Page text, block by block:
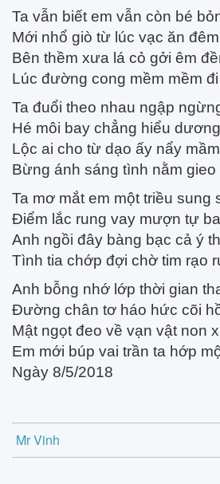
Ta vẫn biết em vẫn còn bé
Mới nhổ giò từ lúc vạc ăn đêm
Bên thềm xưa lá cỏ gởi êm
Lúc đường cong mềm mềm
Ta đuổi theo nhau ngập
Hé môi bay chẳng hiểu
Lộc ai cho từ dạo ấy nẩy
Bừng ánh sáng tình nằm
Ta mơ mắt em một triều sung
Điểm lắc rung vay mượn tự
Anh ngồi đây bàng bạc cả ý
Tình tia chớp đợi chờ tim rạo
Anh bỗng nhớ lớp thời gian
Đường chân tơ háo hức cõi
Mật ngọt đeo về vạn vật non
Em mới búp vai trần ta hớp
Ngày 8/5/2018
Mr Vinh